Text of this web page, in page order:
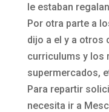
le estaban
Por otra parte a
dijo a el y a otros
curriculums y los
supermercados,
Para repartir
necesita ir a